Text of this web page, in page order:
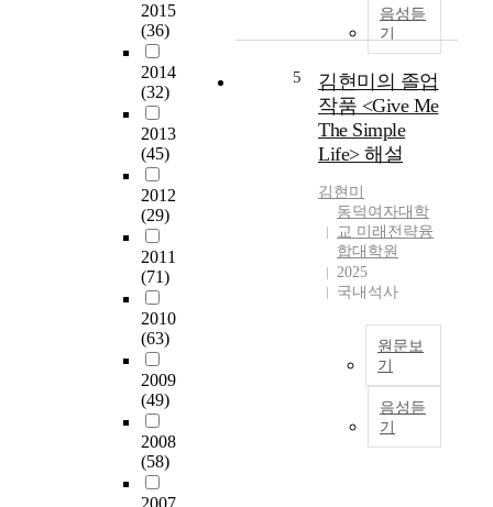
2015
(36)
2014
(32)
2013
(45)
2012
(29)
2011
(71)
2010
(63)
2009
(49)
2008
(58)
.대
음성듣
기
5
김현미의 졸업
작품 <Give Me
The Simple
Life> 해설
김현미
동덕여자대학
교 미래전략융
합대학원
2025
국내석사
원문보
기
음성듣
기